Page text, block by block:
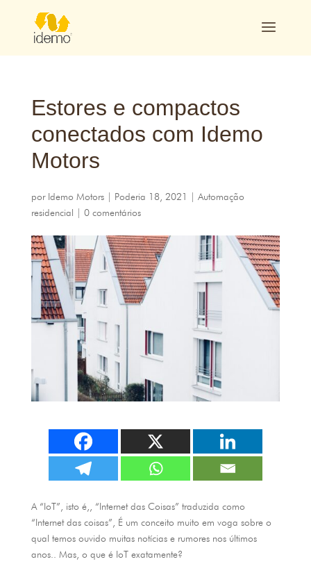
Estores e compactos
conectados com Idemo
Motors
por Idemo Motors| Poderia 18, 2021
Automação
residencial
0 comentários
A “IoT”, isto é,, “Internet das Coisas” traduzida como
“Internet das coisas”, É um conceito muito em voga sobre o
qual temos ouvido muitas notícias e rumores nos últimos
anos.. Mas, o que é IoT exatamente?